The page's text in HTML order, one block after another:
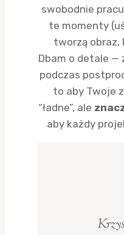
swobodnie
te momenty
tworzą
Dbam o detale —
podczas
to aby Twoje
“ładne”, ale
aby każdy